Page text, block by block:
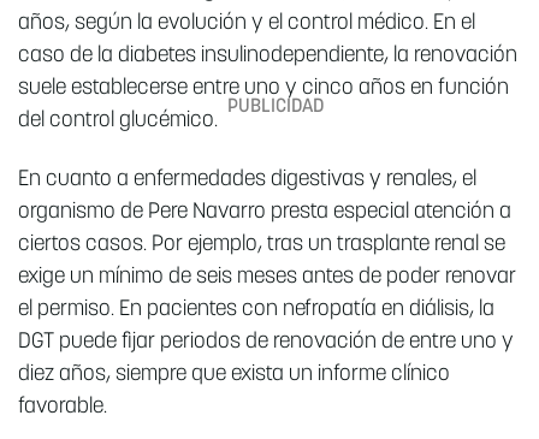
años, según la evolución y el control médico. En el
caso de la diabetes insulinodependiente, la renovación
suele establecerse entre uno y cinco años en función
del control glucémico.
En cuanto a enfermedades digestivas y renales, el
organismo de Pere Navarro presta especial atención a
ciertos casos. Por ejemplo, tras un trasplante renal se
exige un mínimo de seis meses antes de poder renovar
el permiso. En pacientes con nefropatía en diálisis, la
DGT puede fijar periodos de renovación de entre uno y
diez años, siempre que exista un informe clínico
favorable.